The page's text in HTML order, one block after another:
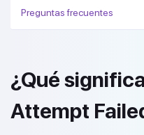
Preguntas frecuentes
¿Qué
Attempt